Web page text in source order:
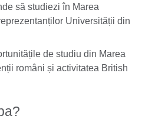
să studiezi în Marea
Universității din
de studiu din Marea
români și activitatea British